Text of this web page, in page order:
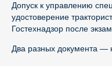
Допуск к управлению
удостоверение
Гостехнадзор после
Два разных документа —